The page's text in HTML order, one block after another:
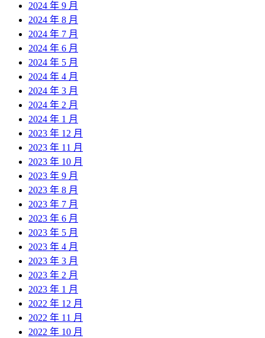
2024 年 9 月
2024 年 8 月
2024 年 7 月
2024 年 6 月
2024 年 5 月
2024 年 4 月
2024 年 3 月
2024 年 2 月
2024 年 1 月
2023 年 12 月
2023 年 11 月
2023 年 10 月
2023 年 9 月
2023 年 8 月
2023 年 7 月
2023 年 6 月
2023 年 5 月
2023 年 4 月
2023 年 3 月
2023 年 2 月
2023 年 1 月
2022 年 12 月
2022 年 11 月
2022 年 10 月